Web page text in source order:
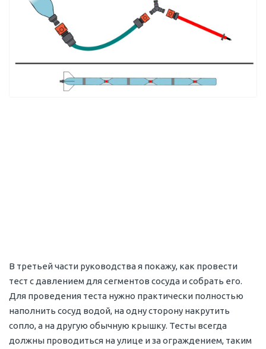
В третьей части руководства я покажу, как провести
тест с давлением для сегментов сосуда и собрать его.
Для проведения теста нужно практически полностью
наполнить сосуд водой, на одну сторону накрутить
сопло, а на другую обычную крышку. Тесты всегда
должны проводиться на улице и за ограждением, таким